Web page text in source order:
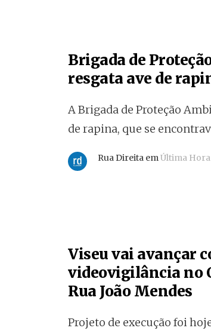
Brigada de
resgata ave de
A Brigada de Proteção
de rapina, que se
Rua Direita emÚltima Hora
Viseu vai avançar
videovigilância no
Rua João Mendes
Projeto de execução foi